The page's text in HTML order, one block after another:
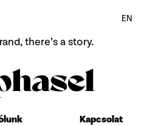
EN
there’s a story.
Kapcsolat
Home